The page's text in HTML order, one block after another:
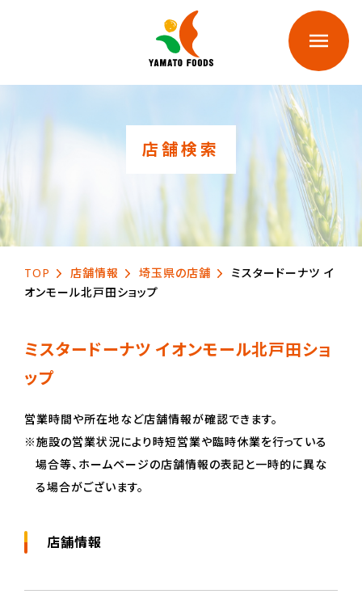
店舗検索
TOP 店舗情報 埼玉県の店舗
ミスタードーナツ イ
オンモール北戸田ショップ
ミスタードーナツ イオンモール北戸田ショ
ップ
営業時間や所在地など店舗情報が確認できます。
※施設の営業状況により時短営業や臨時休業を行っている
場合等、ホームページの店舗情報の表記と一時的に異な
る場合がございます。
店舗情報